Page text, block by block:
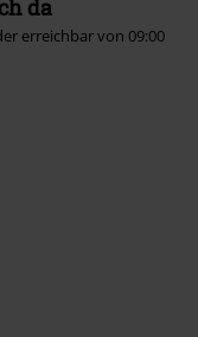
da
erreichbar von 09:00